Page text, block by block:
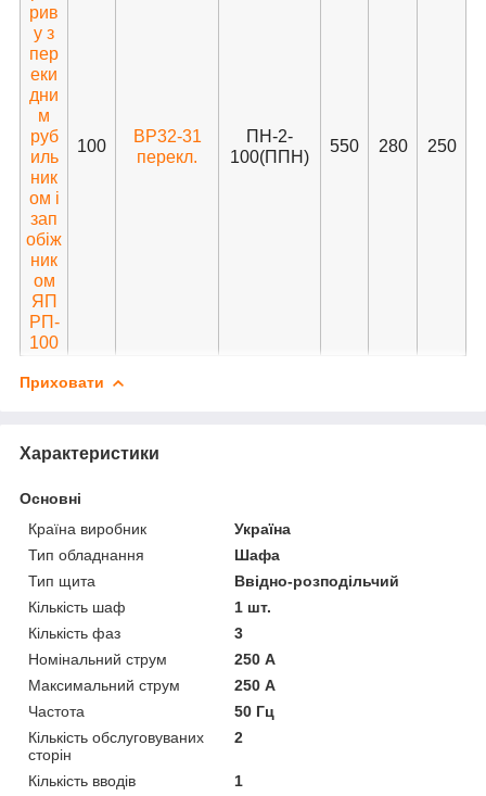
рив
у з
пер
еки
дни
м
руб
иль
ник
ом і
зап
обіж
ник
ом
ЯП
РП-
100
100
ВР32-31
перекл.
ПН-2-
100(ППН)
550 280 250
Приховати
Характеристики
Основні
Країна виробник
Україна
Тип обладнання
Шафа
Тип щита
Ввідно-розподільчий
Кількість шаф
1 шт.
Кількість фаз
3
Номінальний струм
250 А
Максимальний струм
250 А
Частота
50 Гц
Кількість обслуговуваних
сторін
2
Кількість вводів
1